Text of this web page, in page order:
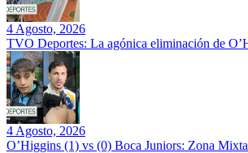
4 Agosto, 2026
TVO Deportes: La agónica eliminación de
4 Agosto, 2026
O’Higgins (1) vs (0) Boca Juniors: Zona